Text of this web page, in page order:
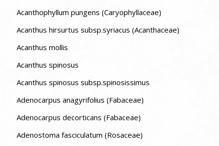
Acanthophyllum pungens (Caryophyllaceae)
Acanthus hirsurtus subsp.syriacus (Acanthaceae)
Acanthus mollis
Acanthus spinosus
Acanthus spinosus subsp.spinosissimus
Adenocarpus anagyrifolius (Fabaceae)
Adenocarpus decorticans (Fabaceae)
Adenostoma fasciculatum (Rosaceae)